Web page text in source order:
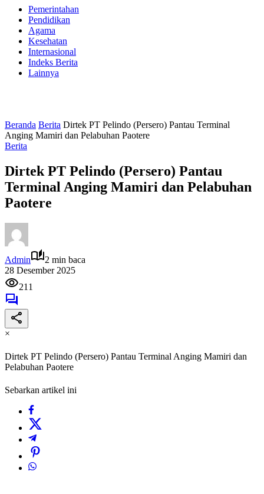
Pemerintahan
Pendidikan
Agama
Kesehatan
Internasional
Indeks Berita
Lainnya
Beranda Berita Dirtek PT Pelindo (Persero) Pantau Terminal
Anging Mamiri dan Pelabuhan Paotere
Berita
Dirtek PT Pelindo (Persero) Pantau
Terminal Anging Mamiri dan Pelabuhan
Paotere
Admin
2 min baca
28 Desember 2025
211
×
Dirtek PT Pelindo (Persero) Pantau Terminal Anging Mamiri dan
Pelabuhan Paotere
Sebarkan artikel ini